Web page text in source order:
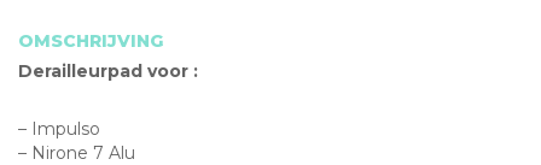
OMSCHRIJVING
Derailleurpad voor :
– Impulso
– Nirone 7 Alu